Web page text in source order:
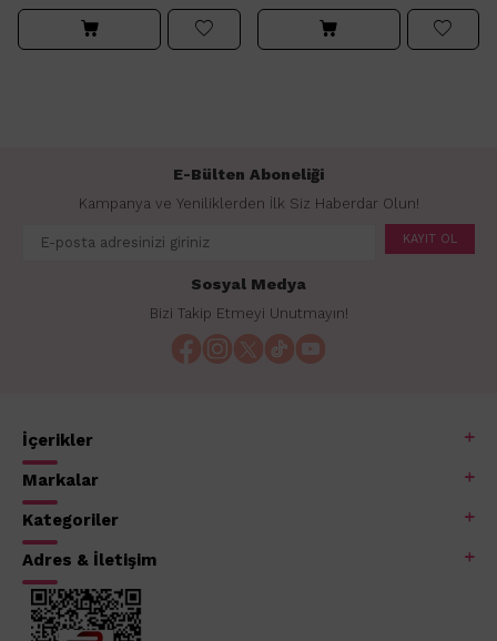
E-Bülten Aboneliği
Kampanya ve Yeniliklerden İlk Siz Haberdar Olun!
KAYIT OL
Sosyal Medya
Bizi Takip Etmeyi Unutmayın!
İçerikler
Markalar
Kategoriler
Adres & İletişim